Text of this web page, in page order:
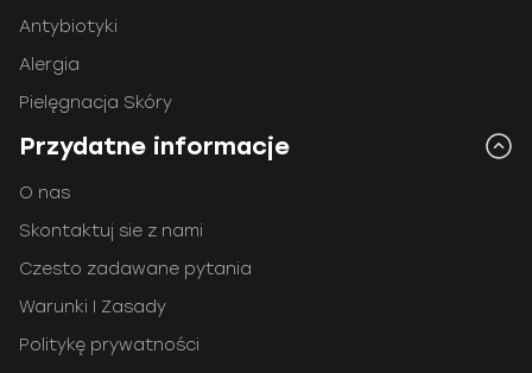
Antybiotyki
Alergia
Pielęgnacja Skóry
Przydatne informacje
O nas
Skontaktuj sie z nami
Czesto zadawane pytania
Warunki I Zasady
Politykę prywatności